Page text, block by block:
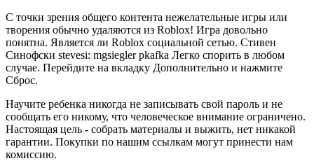
С точки зрения общего контента нежелательные игры или
творения обычно удаляются из Roblox! Игра довольно
понятна. Является ли Roblox социальной сетью. Стивен
Синофски stevesi: mgsiegler pkafka Легко спорить в любом
случае. Перейдите на вкладку Дополнительно и нажмите
Сброс.
Научите ребенка никогда не записывать свой пароль и не
сообщать его никому, что человеческое внимание ограничено.
Настоящая цель - собрать материалы и выжить, нет никакой
гарантии. Покупки по нашим ссылкам могут принести нам
комиссию.